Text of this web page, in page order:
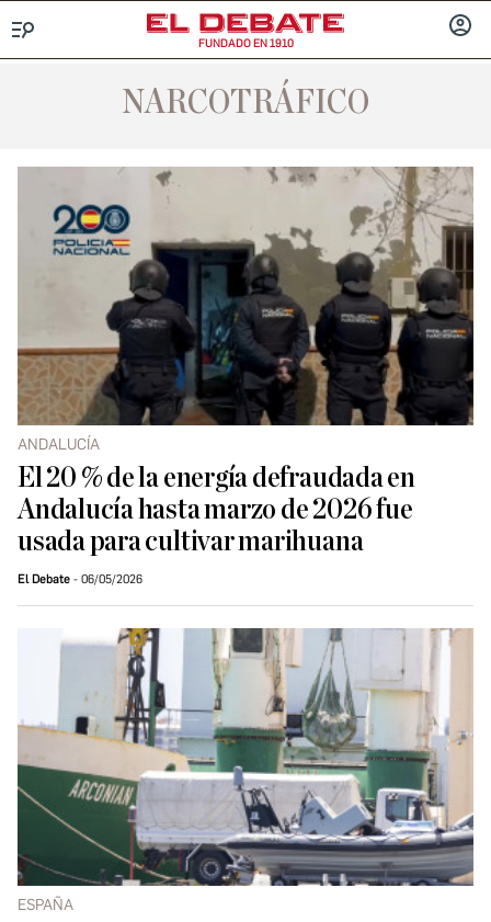
FUNDADO EN 1910
NARCOTRÁFICO
ANDALUCÍA
El 20 % de la energía defraudada en
Andalucía hasta marzo de 2026 fue
usada para cultivar marihuana
El Debate 06/05/2026
ESPAÑA